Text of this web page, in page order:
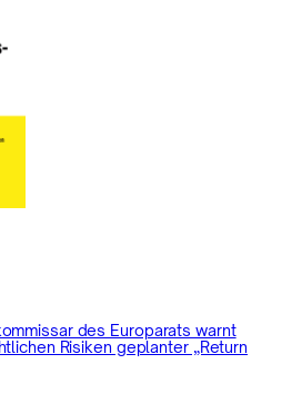
des Europarats warnt
Risiken geplanter „Return